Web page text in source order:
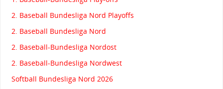
2. Baseball Bundesliga Nord Playoffs
2. Baseball Bundesliga Nord
2. Baseball-Bundesliga Nordost
2. Baseball-Bundesliga Nordwest
Softball Bundesliga Nord 2026